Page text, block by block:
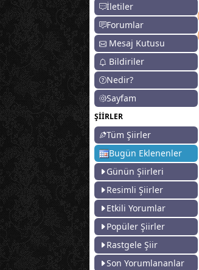
İletiler
Forumlar
Mesaj Kutusu
Bildiriler
Nedir?
Sayfam
ŞİİRLER
Tüm Şiirler
Bugün Eklenenler
Günün Şiirleri
Resimli Şiirler
Etkili Yorumlar
Popüler Şiirler
Rastgele Şiir
Son Yorumlananlar